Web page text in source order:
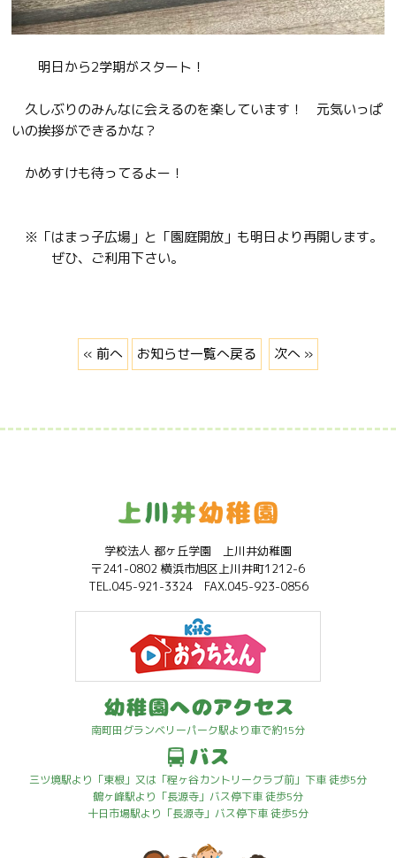
明日から2学期がスタート！
久しぶりのみんなに会えるのを楽しています！ 元気いっぱ
いの挨拶ができるかな？
かめすけも待ってるよー！
※「はまっ子広場」と「園庭開放」も明日より再開します。
ぜひ、ご利用下さい。
« 前へ お知らせ一覧へ戻る 次へ »
学校法人 都ヶ丘学園 上川井幼稚園
〒241-0802 横浜市旭区上川井町1212-6
TEL.045-921-3324 FAX.045-923-0856
南町田グランベリーパーク駅より車で約15分
三ツ境駅より「東根」又は「程ヶ谷カントリークラブ前」下車 徒歩5分
鶴ヶ峰駅より「長源寺」バス停下車 徒歩5分
十日市場駅より「長源寺」バス停下車 徒歩5分